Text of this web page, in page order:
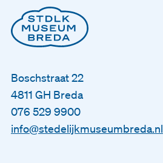
Boschstraat 22
4811 GH Breda
076 529 9900
info@stedelijkmuseumbreda.nl